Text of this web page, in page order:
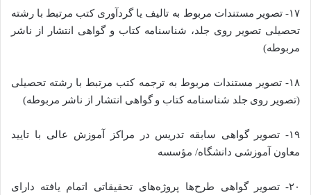
۱۷- تصویر مستندات مربوط به تالیف یا گردآوری کتب مرتبط با رشته
تحصیلی تصویر روی جلد، شناسنامه کتاب و گواهی انتشار از ناشر
مربوطه)
۱۸- تصویر مستندات مربوط به ترجمه کتب مرتبط با رشته تحصیلی
(تصویر روی جلد شناسنامه کتاب و گواهی انتشار از ناشر مربوطه)
۱۹- تصویر گواهی سابقه تدریس در مراکز آموزش عالی با تایید
معاون آموزشی دانشگاه/ مؤسسه
۲۰- تصویر گواهی طرح‌ها پروژه‌های تحقیقاتی اتمام یافته دارای